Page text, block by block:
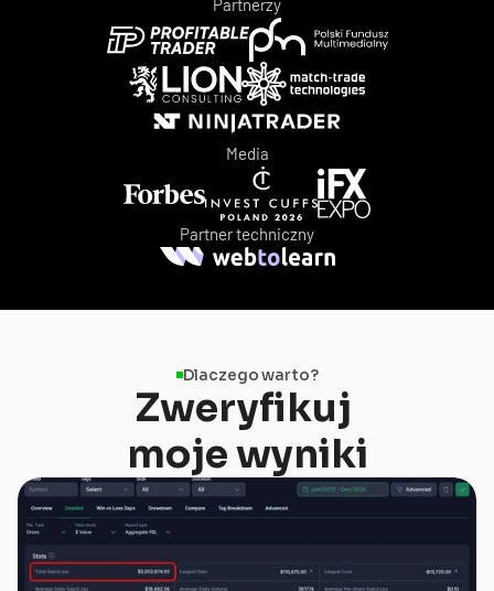
Partnerzy
Media
Partner techniczny
Dlaczego warto?
Zweryfikuj
moje wyniki